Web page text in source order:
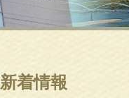
新着情報